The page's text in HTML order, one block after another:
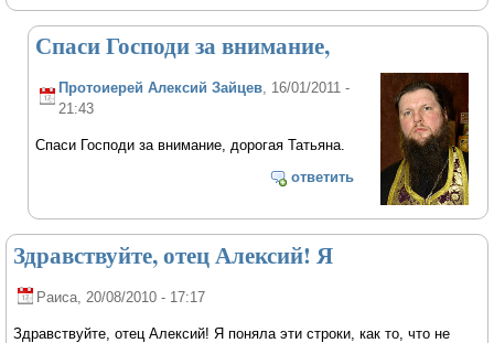
Спаси Господи за внимание,
Протоиерей Алексий Зайцев, 16/01/2011 -
21:43
Спаси Господи за внимание, дорогая Татьяна.
ответить
Здравствуйте, отец Алексий! Я
Раиса , 20/08/2010 - 17:17
Здравствуйте, отец Алексий! Я поняла эти строки, как то, что не